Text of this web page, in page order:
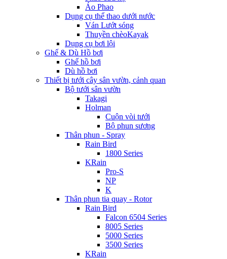
Áo Phao
Dụng cụ thể thao dưới nước
Ván Lướt sóng
Thuyền chèoKayak
Dụng cụ bơi lội
Ghế & Dù Hồ bơi
Ghế hồ bơi
Dù hồ bơi
Thiết bị tưới cây sân vườn, cảnh quan
Bộ tưới sân vườn
Takagi
Holman
Cuộn vòi tưới
Bộ phun sương
Thân phun - Spray
Rain Bird
1800 Series
KRain
Pro-S
NP
K
Thân phun tia quay - Rotor
Rain Bird
Falcon 6504 Series
8005 Series
5000 Series
3500 Series
KRain